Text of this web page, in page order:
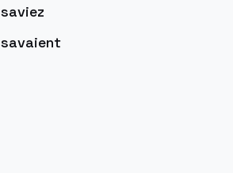
saviez
savaient